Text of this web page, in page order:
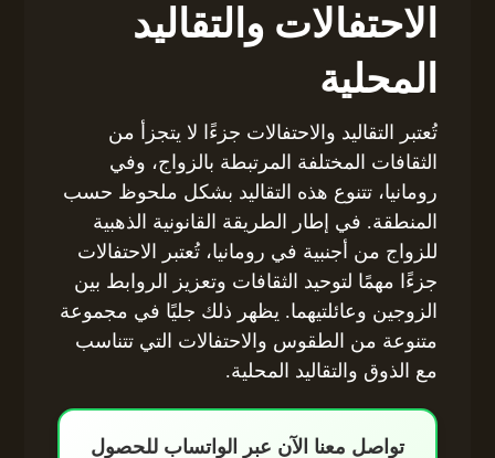
الاحتفالات والتقاليد
المحلية
تُعتبر التقاليد والاحتفالات جزءًا لا يتجزأ من
الثقافات المختلفة المرتبطة بالزواج، وفي
رومانيا، تتنوع هذه التقاليد بشكل ملحوظ حسب
المنطقة. في إطار الطريقة القانونية الذهبية
للزواج من أجنبية في رومانيا، تُعتبر الاحتفالات
جزءًا مهمًا لتوحيد الثقافات وتعزيز الروابط بين
الزوجين وعائلتيهما. يظهر ذلك جليًا في مجموعة
متنوعة من الطقوس والاحتفالات التي تتناسب
مع الذوق والتقاليد المحلية.
تواصل معنا الآن عبر الواتساب للحصول